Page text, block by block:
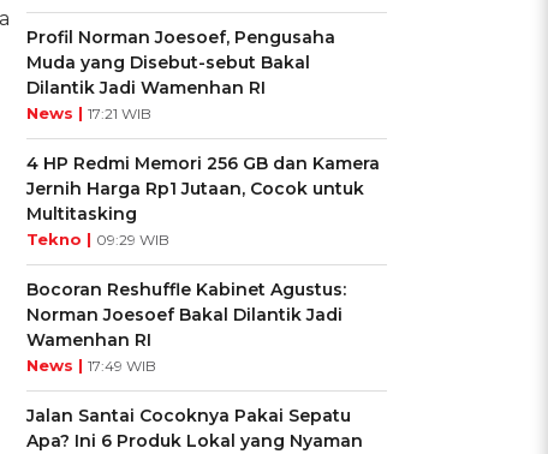
Profil Norman Joesoef, Pengusaha
Muda yang Disebut-sebut Bakal
Dilantik Jadi Wamenhan RI
News | 17:21 WIB
4 HP Redmi Memori 256 GB dan Kamera
Jernih Harga Rp1 Jutaan, Cocok untuk
Multitasking
Tekno | 09:29 WIB
Bocoran Reshuffle Kabinet Agustus:
Norman Joesoef Bakal Dilantik Jadi
Wamenhan RI
News | 17:49 WIB
Jalan Santai Cocoknya Pakai Sepatu
Apa? Ini 6 Produk Lokal yang Nyaman